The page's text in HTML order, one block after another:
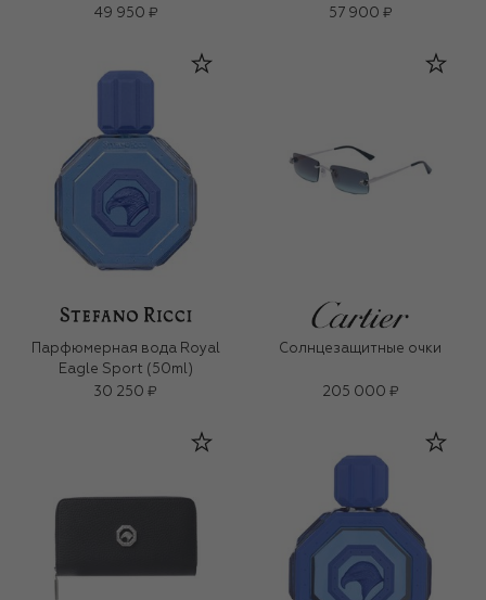
49 950 ₽
57 900 ₽
Парфюмерная вода Royal
Eagle Sport (50ml)
30 250 ₽
Солнцезащитные очки
205 000 ₽